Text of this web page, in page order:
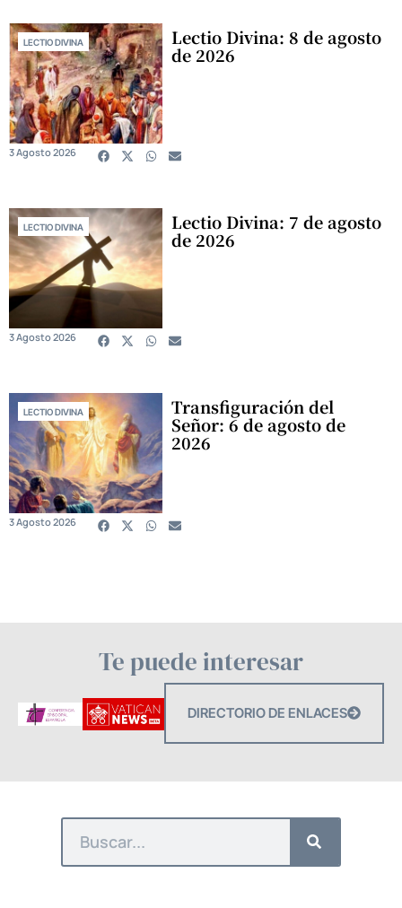
LECTIO DIVINA Lectio Divina: 8 de agosto
de 2026
3 Agosto 2026
LECTIO DIVINA Lectio Divina: 7 de agosto
de 2026
3 Agosto 2026
LECTIO DIVINA Transfiguración del
Señor: 6 de agosto de
2026
3 Agosto 2026
Te puede interesar
DIRECTORIO DE ENLACES